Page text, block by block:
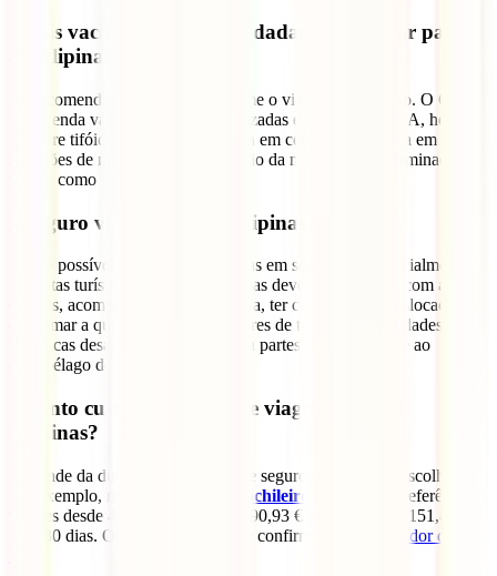
Quais vacinas são recomendadas para viajar para
as Filipinas?
As recomendações variam conforme o viajante e o roteiro. O CDC
recomenda vacinas de rotina atualizadas e refere hepatite A, hepatite
B, febre tifóide, encefalite japonesa em certos casos, raiva em
situações de maior risco e prevenção da malária em determinadas
zonas, como Palawan e Mindanao.
É seguro viajar para as Filipinas?
Sim, é possível viajar pelas Filipinas em segurança, especialmente
nas rotas turísticas mais comuns, mas deves evitar zonas com avisos
oficiais, acompanhar a meteorologia, ter cuidado com deslocações e
confirmar a qualidade dos operadores de tours. As autoridades
britânicas desaconselham viagens a partes de Mindanao e ao
arquipélago de Sulu.
Quanto custa um seguro de viagem para as
Filipinas?
Depende da duração, idade, tipo de seguro e coberturas escolhidas.
Por exemplo, no caso do
IATI Mochileiro
temos como referência
valores desde 49,00 € para 5 dias, 90,93 € para 15 dias e 151,84 €
para 30 dias. O valor final deve ser confirmado no
simulador da